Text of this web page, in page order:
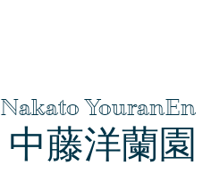
Nakato YouranEn
中藤洋蘭園